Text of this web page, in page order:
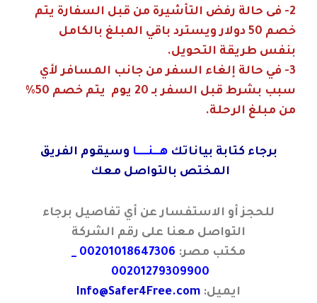
2- فى حالة رفض التأشيرة من قبل السفارة يتم
خصم 50 دولار ويسترد باقي المبلغ بالكامل
بنفس طريقة التحويل.
3- في حالة إلغاء السفر من جانب المسافر لأي
سبب بشرط قبل السفر بـ 20 يوم يتم خصم 50%
من مبلغ الرحلة.
برجاء كتابة بياناتكهـــنـــــا وسيقوم الفريق
المختص بالتواصل معك
للحجز أو الاستفسار عن أي تفاصيل برجاء
التواصل معنا على رقم الشركة
مكتب مصر:
00201018647306 _
00201279309900
ايميل: Info@Safer4Free.com